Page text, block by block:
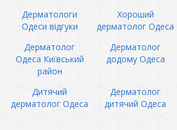
Дерматологи
Одеси відгуки
Хороший
дерматолог Одеса
Дерматолог
Одеса Київський
район
Дерматолог
додому Одеса
Дитячий
дерматолог Одеса
Дерматолог
дитячий Одеса